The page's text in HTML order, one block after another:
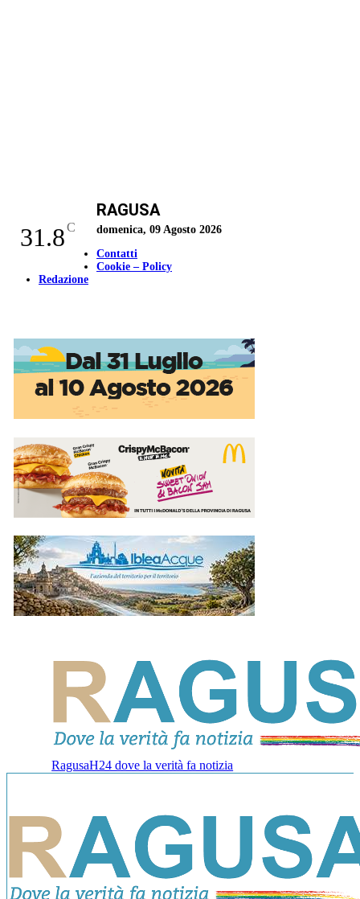
31.8C
RAGUSA
domenica, 09 Agosto 2026
Contatti
Cookie – Policy
Redazione
RagusaH24 dove la verità fa notizia